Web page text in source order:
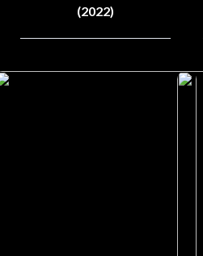
(2022)